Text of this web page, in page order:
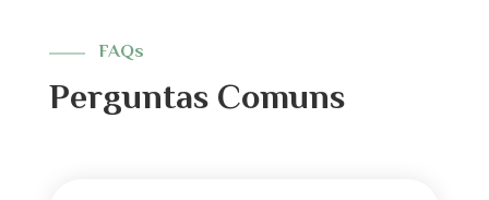
FAQs
Perguntas Comuns